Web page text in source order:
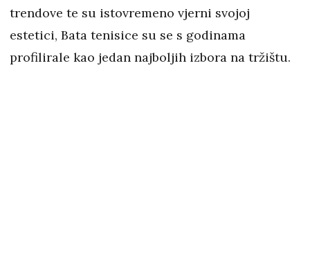
trendove te su istovremeno vjerni svojoj
estetici, Bata tenisice su se s godinama
profilirale kao jedan najboljih izbora na tržištu.